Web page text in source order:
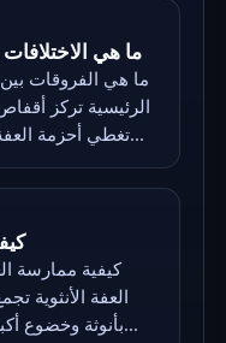
ما هي
ما هي الفروقات
الرئيسية تركز
تغطي أحزمة العفة مساحة أكبر من الجسم. عادةً ما...
كيفية ممارسة
العفة الأنثوية
بأنوثة وخضوع أكبر. يمكنك ارتداء قفص العفة يوميً...